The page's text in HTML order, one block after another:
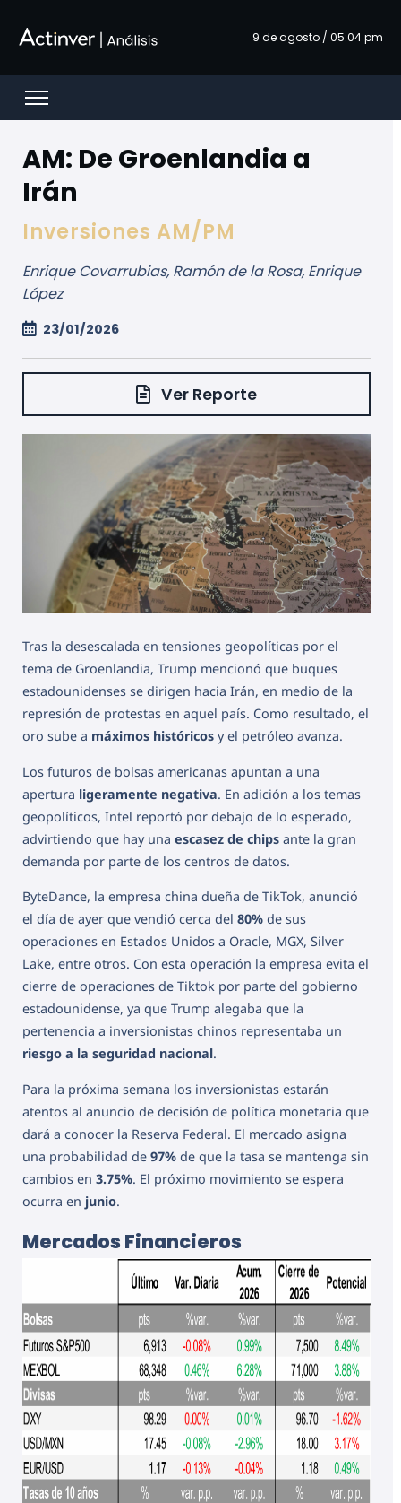
9 de agosto / 05:04 pm
Open menu
AM: De Groenlandia a
Irán
Inversiones AM/PM
Enrique Covarrubias, Ramón de la Rosa, Enrique
López
23/01/2026
Ver Reporte
Tras la desescalada en tensiones geopolíticas por el
tema de Groenlandia, Trump mencionó que buques
estadounidenses se dirigen hacia Irán, en medio de la
represión de protestas en aquel país. Como resultado, el
oro sube a máximos históricos y el petróleo avanza.
Los futuros de bolsas americanas apuntan a una
apertura ligeramente negativa. En adición a los temas
geopolíticos, Intel reportó por debajo de lo esperado,
advirtiendo que hay una escasez de chips ante la gran
demanda por parte de los centros de datos.
ByteDance, la empresa china dueña de TikTok, anunció
el día de ayer que vendió cerca del 80% de sus
operaciones en Estados Unidos a Oracle, MGX, Silver
Lake, entre otros. Con esta operación la empresa evita el
cierre de operaciones de Tiktok por parte del gobierno
estadounidense, ya que Trump alegaba que la
pertenencia a inversionistas chinos representaba un
riesgo a la seguridad nacional.
Para la próxima semana los inversionistas estarán
atentos al anuncio de decisión de política monetaria que
dará a conocer la Reserva Federal. El mercado asigna
una probabilidad de 97% de que la tasa se mantenga sin
cambios en 3.75%. El próximo movimiento se espera
ocurra en junio.
Mercados Financieros